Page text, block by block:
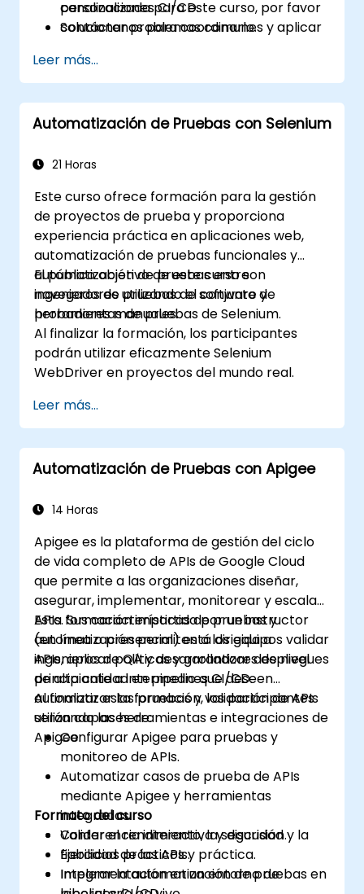
canalizaciones CI/CD.
Solucionar problemas comunes y aplicar
de la automatización.
personalizada para este curso, por favor
contáctenos para coordinarlo.
Leer más...
Automatización de Pruebas con Selenium
21 Horas
Este curso ofrece formación para la gestión
de proyectos de prueba y proporciona
experiencia práctica en aplicaciones web,
automatización de pruebas funcionales y
automatización de pruebas entre
navegadores utilizando el conjunto de
herramientas de pruebas de Selenium.
El público objetivo de este curso son
ingenieros de pruebas de software y
probadores manuales.
Al finalizar la formación, los participantes
podrán utilizar eficazmente Selenium
WebDriver en proyectos del mundo real.
Leer más...
Automatización de Pruebas con Apigee
14 Horas
Apigee es la plataforma de gestión del ciclo
de vida completo de APIs de Google Cloud
que permite a las organizaciones diseñar,
asegurar, implementar, monitorear y escalar
APIs. Sus características de pruebas y
automatización permiten a los equipos validar
APIs, aplicar políticas y garantizar despliegues
de alta calidad en pipelines CI/CD.
Esta formación impartida por un instructor
(en línea o presencial) está dirigida a
ingenieros de QA y desarrolladores de nivel
principiante a intermedio que deseen
automatizar las pruebas y validación de APIs
utilizando las herramientas e integraciones de
Apigee.
Al finalizar esta formación, los participantes
serán capaces de:
Configurar Apigee para pruebas y
monitoreo de APIs.
Automatizar casos de prueba de APIs
mediante Apigee y herramientas
integradas.
Validar el rendimiento, la seguridad y la
fiabilidad de las APIs.
Integrar la automatización de pruebas en
Formato del curso
Conferencia interactiva y discusión.
Ejercicios prácticos y práctica.
Implementación en un entorno de